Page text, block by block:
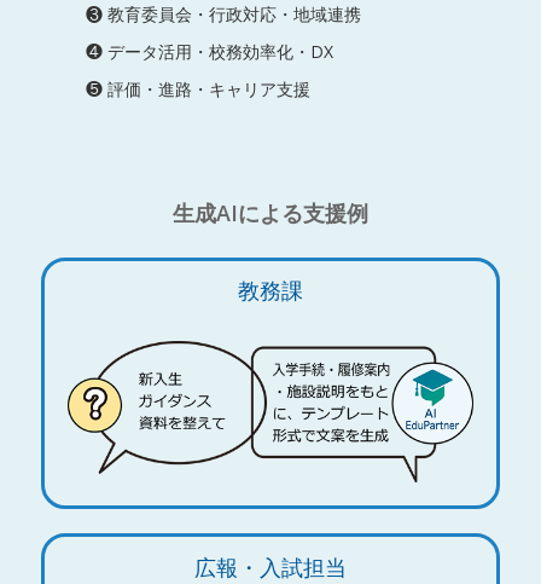
❸ 教育委員会・行政対応・地域連携
❹ データ活用・校務効率化・DX
❺ 評価・進路・キャリア支援
生成AIによる支援例
教務課
広報・入試担当